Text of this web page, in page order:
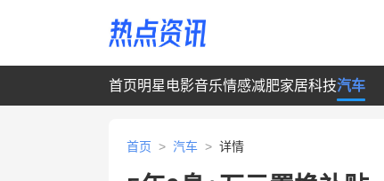
首页明星 电影音乐情感减肥家居科技汽车
首页 > 汽车 > 详情